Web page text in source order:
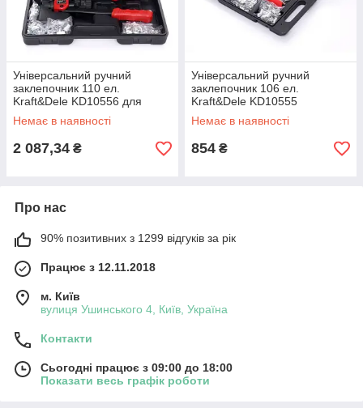
Універсальний ручний
заклепочник 110 ел.
Kraft&Dele KD10556 для
різьбових заклепок
Немає в наявності
2 087,34 ₴
Універсальний ручний
заклепочник 106 ел.
Kraft&Dele KD10555
заклепувальний пістолет
Немає в наявності
854 ₴
Про нас
90% позитивних з 1299 відгуків за рік
Працює з 12.11.2018
м. Київ
вулиця Ушинського 4, Київ, Україна
Контакти
Сьогодні працює з 09:00 до 18:00
Показати весь графік роботи